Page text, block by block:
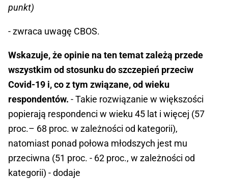
punkt)
- zwraca uwagę CBOS.
Wskazuje, że opinie na ten temat zależą przede
wszystkim od stosunku do szczepień przeciw
Covid-19 i, co z tym związane, od wieku
respondentów. - Takie rozwiązanie w większości
popierają respondenci w wieku 45 lat i więcej (57
proc.– 68 proc. w zależności od kategorii),
natomiast ponad połowa młodszych jest mu
przeciwna (51 proc. - 62 proc., w zależności od
kategorii) - dodaje